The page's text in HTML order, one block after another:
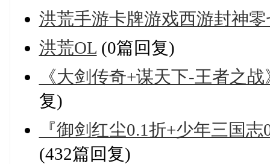
洪荒手游卡牌游戏西游封神
洪荒OL (0篇回复)
《大剑传奇+谋天下-王者之
复)
『御剑红尘0.1折+少年三国
(432篇回复)